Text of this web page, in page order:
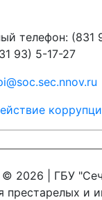
телефон: (831
93) 5-17-27
2026 | ГБУ
престарелых и